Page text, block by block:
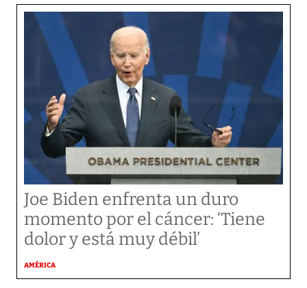
Joe Biden enfrenta un duro
momento por el cáncer: ‘Tiene
dolor y está muy débil’
AMÉRICA